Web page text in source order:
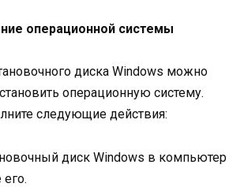
операционной системы
диска Windows можно
операционную систему.
следующие действия:
диск Windows в компьютер
его.